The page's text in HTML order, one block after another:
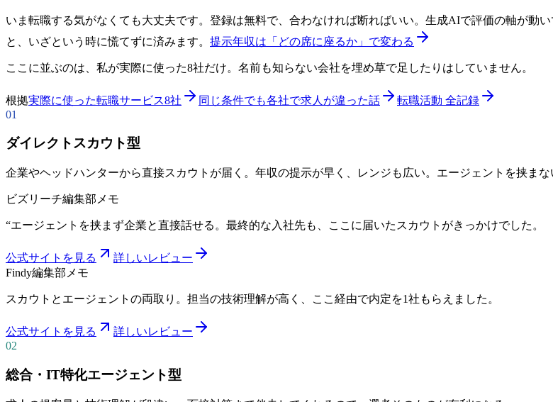
いま転職する気がなくても大丈夫です。登録は無料で、合わなければ断ればいい。生成AIで評価の軸が動
と、いざという時に慌てずに済みます。 提示年収は「どの席に座るか」で変わる
ここに並ぶのは、私が実際に使った8社だけ。名前も知らない会社を埋め草で足したりはしていません。
根拠実際に使った転職サービス8社 同じ条件でも各社で求人が違った話
転職活動 全記録
01
ダイレクトスカウト型
企業やヘッドハンターから直接スカウトが届く。年収の提示が早く、レンジも広い。エージェントを挟まな
ビズリーチ編集部メモ
“エージェントを挟まず企業と直接話せる。最終的な入社先も、ここに届いたスカウトがきっかけでした。
公式サイトを見る
詳しいレビュー
Findy編集部メモ
スカウトとエージェントの両取り。担当の技術理解が高く、ここ経由で内定を1社もらえました。
公式サイトを見る
詳しいレビュー
02
総合・IT特化エージェント型